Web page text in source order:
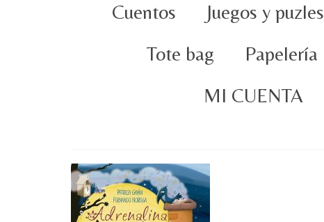
Cuentos Juegos y puzles
Tote bag
Papelería
MI CUENTA